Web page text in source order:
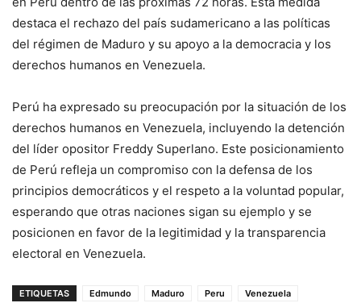
destaca el rechazo del país sudamericano a las políticas
del régimen de Maduro y su apoyo a la democracia y los
derechos humanos en Venezuela.
Perú ha expresado su preocupación por la situación de los
derechos humanos en Venezuela, incluyendo la detención
del líder opositor Freddy Superlano. Este posicionamiento
de Perú refleja un compromiso con la defensa de los
principios democráticos y el respeto a la voluntad popular,
esperando que otras naciones sigan su ejemplo y se
posicionen en favor de la legitimidad y la transparencia
electoral en Venezuela.
ETIQUETAS Edmundo Maduro Peru Venezuela